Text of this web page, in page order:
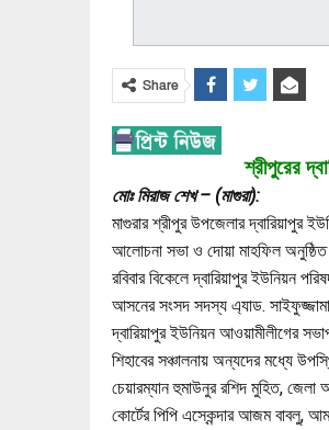
Share
শ্রীপুরের
মোঃ মিরাজ শেখ – (মাগুরা):
মাগুরার শ্রীপুর উপজেলার দ্বারিয়াপুর
আলোচনা সভা ও দোয়া মাহফিল
রবিবার বিকেলে দ্বারিয়াপুর ইউনিয়ন
আসনের সংসদ সদস্য এ্যাড.
দ্বারিয়াপুর ইউনিয়ন আওয়ামীলীগের
শিহাবের সঞ্চালনায় অন্যদের মধ্যে
চেয়ারম্যান হুমাউনুর রশিদ মুহিত,
কোর্টের পিপি এস্কেন্দার আজম বাবলু,